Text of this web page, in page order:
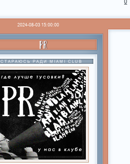
0
2024-08-03 15:00:00
PR
СТАРАЮСЬ РАДИ MIAMI CLUB